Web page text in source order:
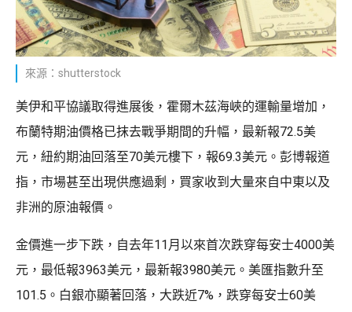
來源：shutterstock
美伊和平協議取得進展後，霍爾木茲海峽的運輸量增加，
布蘭特期油價格已抹去戰爭期間的升幅，最新報72.5美
元，紐約期油回落至70美元樓下，報69.3美元。彭博報道
指，市場甚至出現供應過剩，買家收到大量來自中東以及
非洲的原油報價。
金價進一步下跌，自去年11月以來首次跌穿每安士4000美
元，最低報3963美元，最新報3980美元。美匯指數升至
101.5。白銀亦顯著回落，大跌近7%，跌穿每安士60美